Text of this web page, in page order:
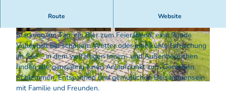
© Artprojekt Entwicklungen GmbH
© Artprojekt Entwicklungen GmbH © Artprojekt Entwicklungen GmbH
Route Website
Das gemütliche Gasthaus
liegt idyllisch am
Stärkung am Tag, ein Bier zum Feierabend, eine Runde
Volleyball bei schönem Wetter oder eine kühle Erfrischung
im See – in dem vielfältigen Innen- und Außenbereichen
finden alle ganzjährig einen Anlaufpunkt zum Genießen,
Schlemmen, Entspannen und gemütlichen Beisammensein
mit Familie und Freunden.